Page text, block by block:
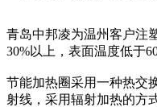
青岛中邦凌为温州客户注
30%以上，表面温度低于
节能加热圈采用一种热交
射线，采用辐射加热的方